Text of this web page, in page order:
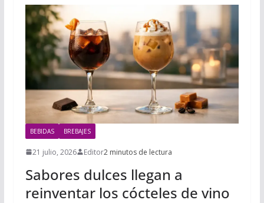
BEBIDAS BREBAJES
21 julio, 2026 Editor2 minutos de lectura
Sabores dulces llegan a
reinventar los cócteles de vino